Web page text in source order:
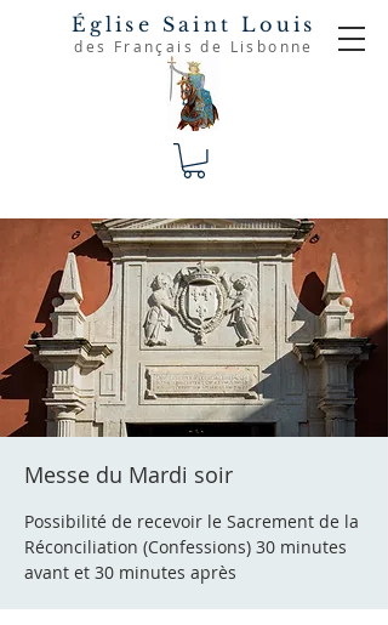
Église Saint Louis
des Français de Lisbonne
Messe du Mardi soir
Possibilité de recevoir le Sacrement de la
Réconciliation (Confessions) 30 minutes
avant et 30 minutes après